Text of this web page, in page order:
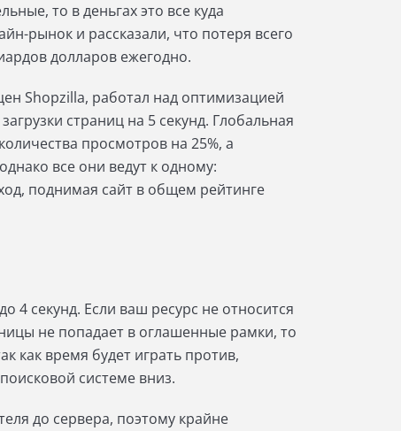
то в деньгах это все куда
рынок и рассказали, что потеря всего
долларов ежегодно.
Shopzilla, работал над оптимизацией
страниц на 5 секунд. Глобальная
просмотров на 25%, а
все они ведут к одному:
поднимая сайт в общем рейтинге
4 секунд. Если ваш ресурс не относится
не попадает в оглашенные рамки, то
как время будет играть против,
системе вниз.
до сервера, поэтому крайне